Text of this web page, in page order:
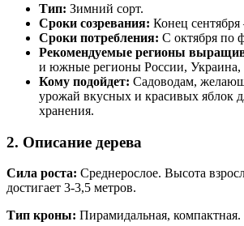
Тип: Зимний сорт.
Сроки созревания: Конец сентября
Сроки потребления: С октября по
Рекомендуемые регионы
и южные регионы России, Украина,
Кому подойдет: Садоводам,
урожай вкусных и красивых яблок
хранения.
2. Описание дерева
Сила роста: Среднерослое. Высота
достигает 3-3,5 метров.
Тип кроны: Пирамидальная, компактная.